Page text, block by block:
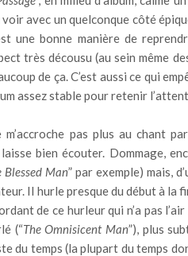
avec un quelconque côté
une bonne manière de
très décousu (au sein même
de ça. C’est aussi ce qui
assez stable pour retenir
m’accroche pas plus au chant
bien écouter. Dommage,
Blessed Man” par exemple) mais,
Il hurle presque du début à la
de ce hurleur qui n’a pas l’air
(“The Omnisicent Man”), plus
du temps (la plupart du temps